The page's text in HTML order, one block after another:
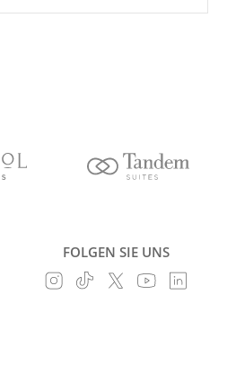
FOLGEN SIE UNS